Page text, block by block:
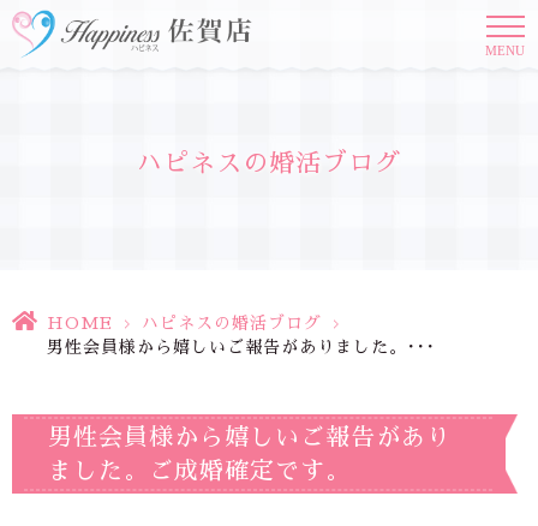
MENU
ハピネスの婚活ブログ
HOME > ハピネスの婚活ブログ
>
男性会員様から嬉しいご報告がありました。･･･
男性会員様から嬉しいご報告があり
ました。ご成婚確定です。